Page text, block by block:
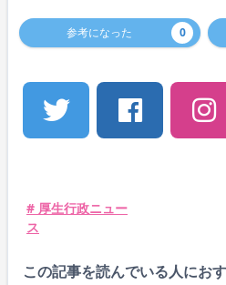
参考になった 0
# 厚生行政ニュー
ス
この記事を読んでいる人にお